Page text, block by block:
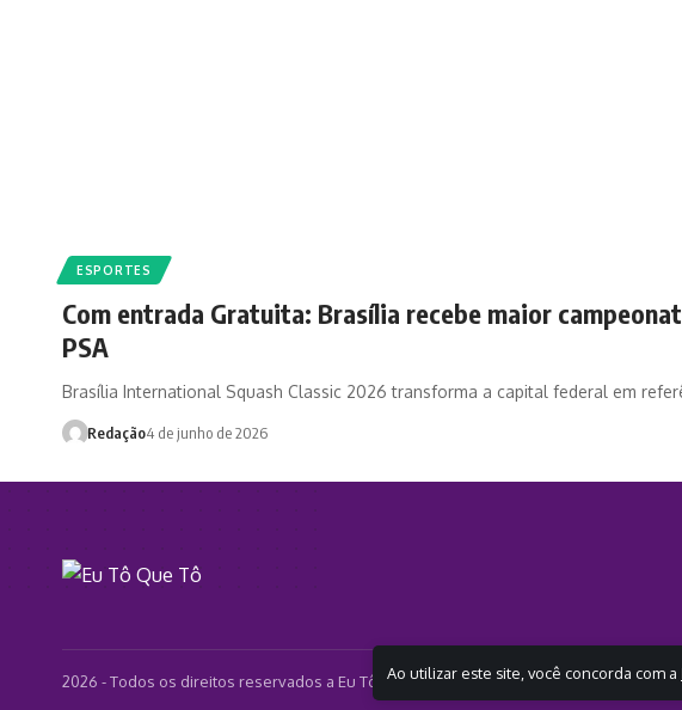
Ao utilizar este site, você concorda com a
ESPORTES
Com entrada Gratuita: Brasília recebe maior
PSA
Brasília International Squash Classic 2026 transforma a capital federal em
Redação4 de junho de 2026
2026 - Todos os direitos reservados a Eu Tô Que Tô - CLICKA COMUNICACAO E